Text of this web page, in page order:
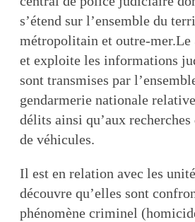
s’étend sur l’ensemble du
métropolitain et outre-mer.Le
et exploite les informations
sont transmises par
gendarmerie nationale
délits ainsi qu’aux recherches
de véhicules.
Il est en relation avec les
découvre qu’elles sont
phénomène criminel